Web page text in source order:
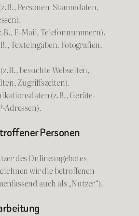
Personen-Stammdaten,
E-Mail, Telefonnummern).
Texteingaben, Fotografien,
besuchte Webseiten,
Zugriffszeiten).
(z.B., Geräte-
Adressen).
Personen
des Onlineangebotes
wir die betroffenen
auch als „Nutzer“).